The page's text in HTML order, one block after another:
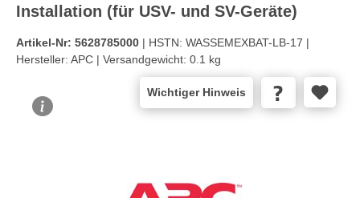
Installation (für USV- und SV-Geräte)
Artikel-Nr: 5628785000 | HSTN: WASSEMEXBAT-LB-17 |
Hersteller: APC | Versandgewicht: 0.1 kg
Wichtiger Hinweis